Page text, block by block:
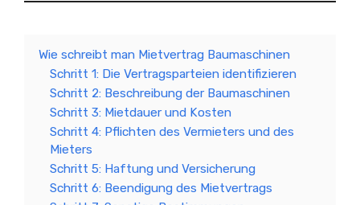
Wie schreibt man Mietvertrag Baumaschinen
Schritt 1: Die Vertragsparteien identifizieren
Schritt 2: Beschreibung der Baumaschinen
Schritt 3: Mietdauer und Kosten
Schritt 4: Pflichten des Vermieters und des
Mieters
Schritt 5: Haftung und Versicherung
Schritt 6: Beendigung des Mietvertrags